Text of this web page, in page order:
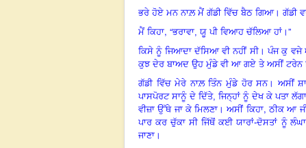
ਭਰੇ ਹੋਏ ਮਨ ਨਾਲ਼ ਮੈਂ ਗੱਡੀ ਵਿੱਚ ਬੈਠ ਗਿਆ। ਗੱਡੀ
ਮੈਂ ਕਿਹਾ, “ਭਰਾਵਾ, ਯੂ ਪੀ ਵਿਆਹ ਚੱਲਿਆ ਹਾਂ। ”
ਕਿਸੇ ਨੂੰ ਜਿਆਦਾ ਦੱਸਿਆ ਵੀ ਨਹੀਂ ਸੀ।ਪੰਜਕੁ ਵਜੇ
ਕੁਝ ਦੇਰ ਬਾਅਦ ਉਹ ਮੁੰਡੇ ਵੀ ਆ ਗਏ ਤੇ ਅਸੀਂ ਟਰੇਨ
ਗੱਡੀ ਵਿੱਚ ਮੇਰੇ ਨਾਲ਼ ਤਿੰਨ ਮੁੰਡੇ ਹੋਰ ਸਨ। ਅਸੀਂ
ਪਾਸਪੋਰਟ ਸਾਨੂੰ ਦੇ ਦਿੱਤੇ, ਜਿਨ੍ਹਾਂ ਨੂੰ ਦੇਖ ਕੇ ਪਤਾ
ਵੀਜ਼ਾ ਉੱਥੇ ਜਾ ਕੇ ਮਿਲਣਾ। ਅਸੀਂ ਕਿਹਾ, ਠੀਕ ਆ
ਪਾਰ ਕਰ ਚੁੱਕਾ ਸੀ ਜਿੱਥੋਂ ਕਈ ਯਾਰਾਂ-ਦੋਸਤਾਂ ਨੂੰ
ਜਾਣਾ।